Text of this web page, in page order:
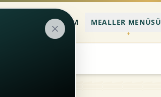
KURAN-I KERIM MEALLER MENÜSÜ